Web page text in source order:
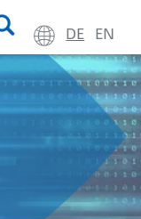
DE EN